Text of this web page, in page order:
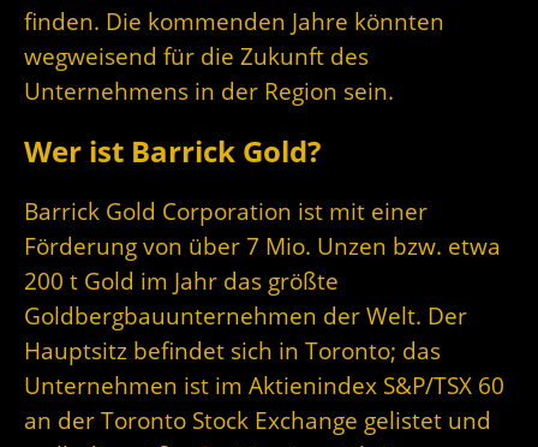
finden. Die kommenden Jahre könnten
wegweisend für die Zukunft des
Unternehmens in der Region sein.
Wer ist Barrick Gold?
Barrick Gold Corporation ist mit einer
Förderung von über 7 Mio. Unzen bzw. etwa
200 t Gold im Jahr das größte
Goldbergbauunternehmen der Welt. Der
Hauptsitz befindet sich in Toronto; das
Unternehmen ist im Aktienindex S&P/TSX 60
an der Toronto Stock Exchange gelistet und